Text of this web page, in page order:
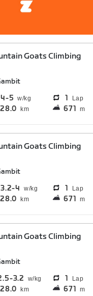
Goats Climbing
4 5 1 Lap
28.0 km 671 m
Goats Climbing
3.2 4 1 Lap
28.0 km 671 m
Goats Climbing
3.2 1 Lap
28.0 km 671 m